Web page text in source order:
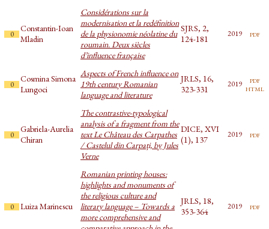
0
Constantin-Ioan
Mladin
Considérations sur la
modernisation et la redéfinition
de la physionomie néolatine du
roumain. Deux siècles
d’influence française
SJRS, 2,
124-181
2019 pdf
0
Cosmina Simona
Lungoci
Aspects of French influence on
19th century Romanian
language and literature
JRLS, 16,
323-331
2019 pdf
html
0
Gabriela-Aurelia
Chiran
The contrastive-typological
analysis of a fragment from the
text Le Château des Carpathes
/ Castelul din Carpați, by Jules
Verne
DICE, XVI
(1), 137
2019 pdf
0 Luiza Marinescu
Romanian printing houses:
highlights and monuments of
the religious culture and
literary language – Towards a
more comprehensive and
JRLS, 18,
353-364
2019 pdf